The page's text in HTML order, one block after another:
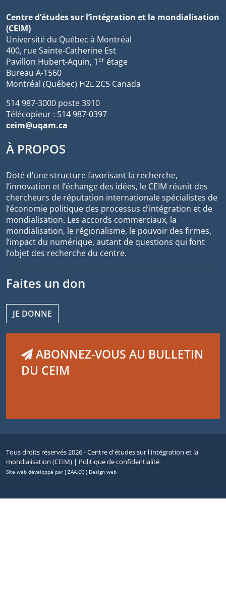
Centre d’études sur l’intégration et la mondialisation
(CEIM)
Université du Québec à Montréal
400, rue Sainte-Catherine Est
Pavillon Hubert-Aquin, 1er étage
Bureau A-1560
Montréal (Québec) H2L 2C5 Canada
514 987-3000 poste 3910
Télécopieur : 514 987-0397
ceim@uqam.ca
À PROPOS
Doté d’une structure favorisant la recherche,
l’innovation et l’échange des idées, le CEIM réunit des
chercheurs de réputation internationale spécialistes de
l’économie politique des processus d’intégration et de
mondialisation. Les accords commerciaux, la
mondialisation, le régionalisme, le pouvoir des firmes,
l’impact du numérique, autant de questions qui font
l’objet des recherche du centre.
Faites un don
JE DONNE
ABONNEZ-VOUS AU BULLETIN
DU CEIM
Tous droits réservés 2026 - Centre d'études sur l'intégration et la
mondialisation (CEIM) | Politique de confidentialité
Site web développé par [ ZAA.CC ] Design web